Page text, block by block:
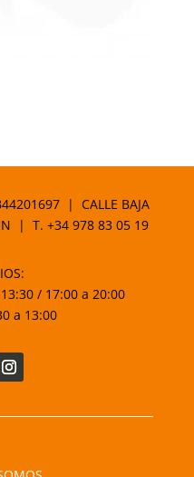
| CALLE BAJA
| T.+34 978 83 05 19
/ 17:00 a 20:00
a 13:00